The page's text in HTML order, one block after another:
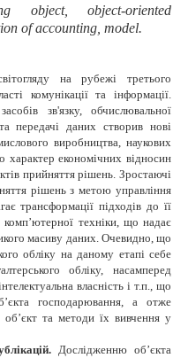
object, object-oriented
of accounting model.
на рубежі третього
комунікації та інформації.
зв'язку, обчислювальної
передачі даних створив нові
виробництва, наукових
характер економічних відносин
прийняття рішень. Зростаючі
рішень з метою управління
трансформації підходів до її
техніки, що надає
масиву даних. Очевидно, що
обліку на даному етапі себе
обліку, насамперед
власність і т.п., що
господарювання, а отже
та методи їх вивчення у
Дослідженню об’єкта